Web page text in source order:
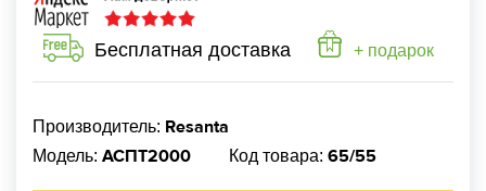
Бесплатная доставка + подарок
Производитель: Resanta
Модель: АСПТ2000 Код товара: 65/55